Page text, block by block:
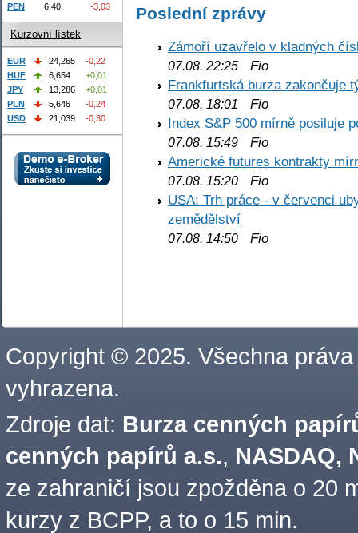
Poslední zprávy
Zámoří uzavřelo v kladných
07.08. 22:25 Fio
Frankfurtská burza zakončuje
07.08. 18:01
Fio
Index S&P 500 mírně posiluje
07.08. 15:49 Fio
Americké futures kontrakty
07.08. 15:20 Fio
USA: Trh práce - v červenci
zemědělství
07.08. 14:50 Fio
PEN
6,40 -3,03
Kurzovní lístek
EUR 24,265
-0,22
HUF
6,654
+0,01
JPY
13,286
+0,01
PLN
5,646
-0,24
USD
21,039 -0,30
Copyright © 2025. Všechna práva
vyhrazena.
Zdroje dat: Burza cenných
cenných papírů a.s., NASDAQ,
ze zahraničí jsou zpožděna o 20
kurzy z BCPP, a to o 15 min.